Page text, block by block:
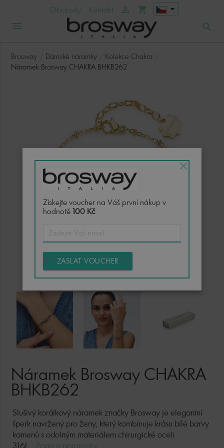
Obchody Kontakt person_outline shopping_cart arrow_drop_down
menu search
Brosway Dámské náramky
Kolekce Chakra
Náramek Brosway CHAKRA BHKB262
Náramek Brosway CHAKRA
BHKB262
Slušivý korálkový náramek značky Brosway je elegantní
šperk navržený pro ženy, který kombinuje krásu bílé barvy
kamenů s odolným materiálem chirurgické oceli
316L...Popis a parametry
close
Získejte voucher na Váš první nákup v
hodnotě100 Kč
ZASLAT VOUCHER